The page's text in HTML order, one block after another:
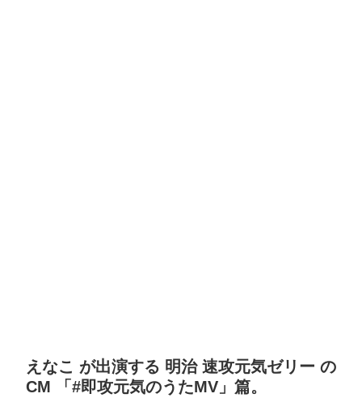
えなこ が出演する 明治 速攻元気ゼリー の
CM 「#即攻元気のうたMV」篇。